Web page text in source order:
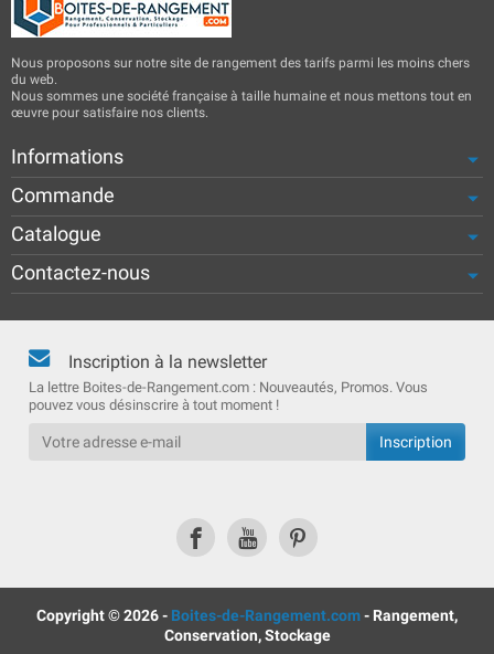
Nous proposons sur notre site de rangement des tarifs parmi les moins chers
du web.
Nous sommes une société française à taille humaine et nous mettons tout en
œuvre pour satisfaire nos clients.
Informations
Commande
Catalogue
Contactez-nous
Inscription à la newsletter
La lettre Boites-de-Rangement.com : Nouveautés, Promos. Vous
pouvez vous désinscrire à tout moment !
Copyright © 2026 - Boites-de-Rangement.com- Rangement,
Conservation, Stockage